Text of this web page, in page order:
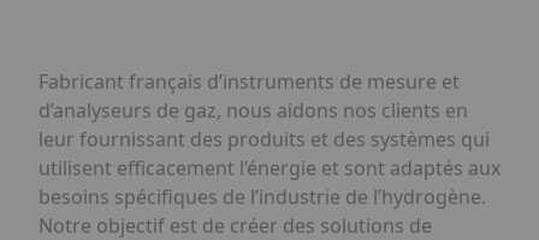
Fabricant français d’instruments de mesure et
d’analyseurs de gaz, nous aidons nos clients en
leur fournissant des produits et des systèmes qui
utilisent efficacement l’énergie et sont adaptés aux
besoins spécifiques de l’industrie de l’hydrogène.
Notre objectif est de créer des solutions de